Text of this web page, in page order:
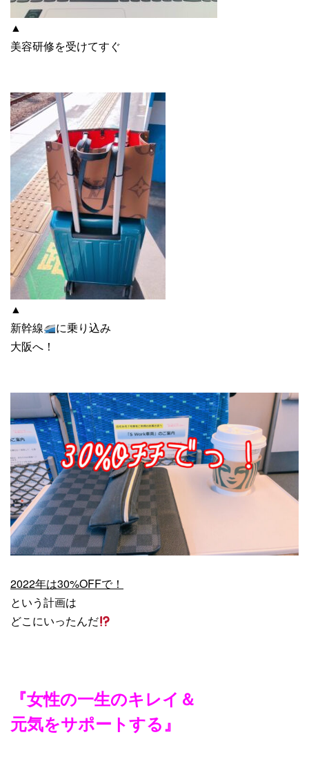
▲
美容研修を受けてすぐ
▲
新幹線
に乗り込み
大阪へ！
2022年は30%OFFで！
という計画は
どこにいったんだ
『女性の一生のキレイ＆
元気をサポートする』